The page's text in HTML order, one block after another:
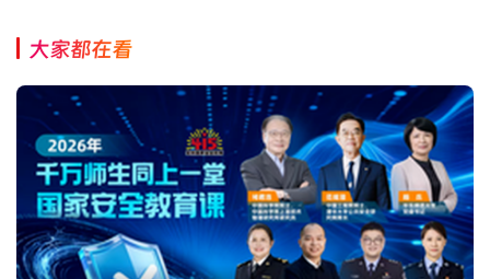
大家都在看